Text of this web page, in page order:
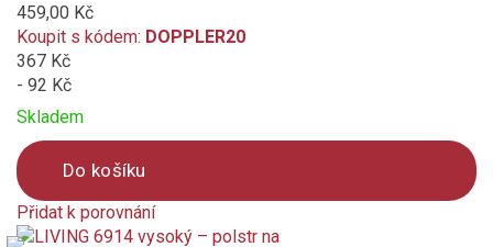
459,00 Kč
Koupit s kódem: DOPPLER20
367 Kč
- 92 Kč
Skladem
Do košíku
Přidat k porovnání
Product